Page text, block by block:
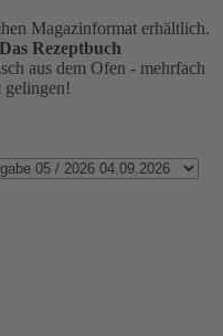
Magazinformat erhältlich.
Rezeptbuch
aus dem Ofen - mehrfach
gelingen!